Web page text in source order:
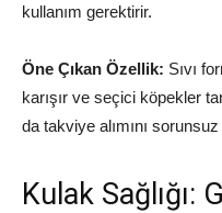
kullanım gerektirir.
Öne Çıkan Özellik: Sıvı
karışır ve seçici köpekler
da takviye alımını
Kulak Sağlığı: